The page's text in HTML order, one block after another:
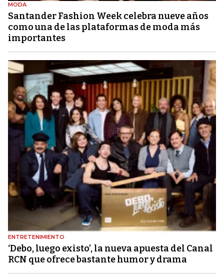
MODA
Santander Fashion Week celebra nueve años
como una de las plataformas de moda más
importantes
ENTRETENIMIENTO
‘Debo, luego existo’, la nueva apuesta del Canal
RCN que ofrece bastante humor y drama